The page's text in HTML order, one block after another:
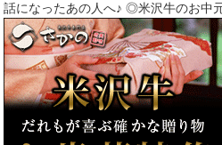
話になったあの人へ♪ ◎米沢牛のお中